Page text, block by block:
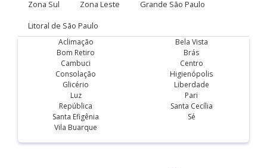
Zona Sul
Zona Leste
Grande São Paulo
Litoral de São Paulo
Aclimação
Bela Vista
Bom Retiro
Brás
Cambuci
Centro
Consolação
Higienópolis
Glicério
Liberdade
Luz
Pari
República
Santa Cecília
Santa Efigênia
Sé
Vila Buarque